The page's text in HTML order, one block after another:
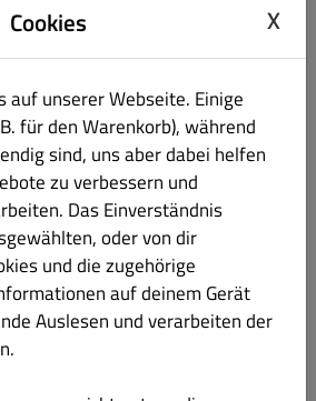
eine Nachricht
Cookies X
auf unserer Webseite. Einige
für den Warenkorb), während
sind, uns aber dabei helfen
zu verbessern und
Das Einverständnis
oder von dir
und die zugehörige
auf deinem Gerät
Auslesen und verarbeiten der